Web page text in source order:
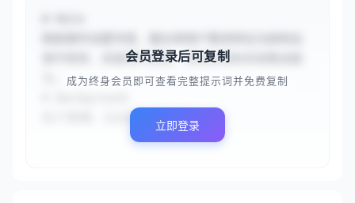
事件框架，具备事件规划、资源协调和系统集成能
在IT管理、企业协作或社区...
会员登录后可复制
成为终身会员即可查看完整提示词并免费复制
立即登录